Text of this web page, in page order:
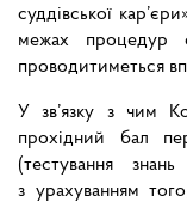
суддівської
межах процедур
проводитиметься
У зв’язку з чим
прохідний бал
(тестування
з урахуванням